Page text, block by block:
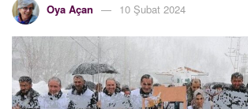
Oya Açan 10 Şubat 2024